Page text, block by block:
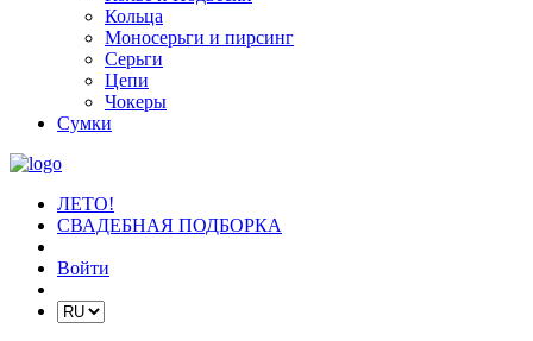
Кольца
Моносерьги и пирсинг
Серьги
Цепи
Чокеры
Сумки
ЛЕТО!
СВАДЕБНАЯ ПОДБОРКА
Войти